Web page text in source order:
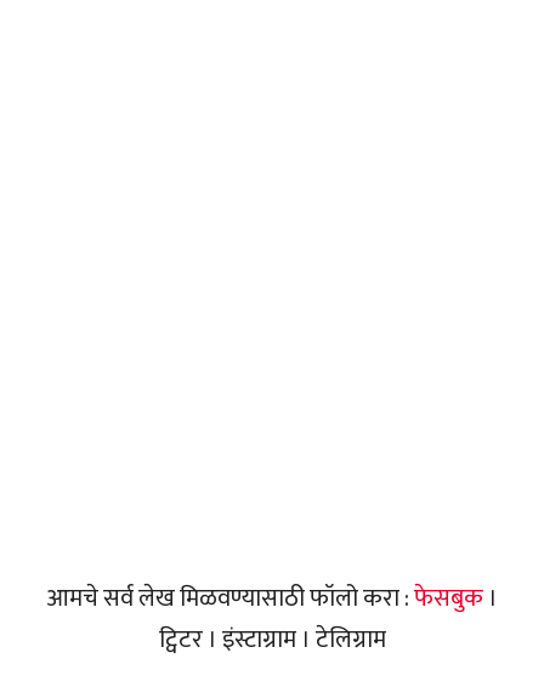
आमचे सर्व लेख मिळवण्यासाठी फॉलो करा :फेसबुक ।
ट्विटर । इंस्टाग्राम । टेलिग्राम